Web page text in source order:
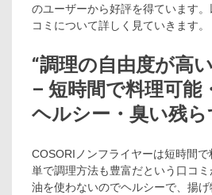
のユーザーから好評を得ています
コミについて詳しく見ていきます。
“調理の自由度が高
– 短時間で料理可能
ヘルシー・臭い残ら
COSORIノンフライヤーは短時間
単で調理方法も豊富だという口コミ
油を使わないのでヘルシーで、揚